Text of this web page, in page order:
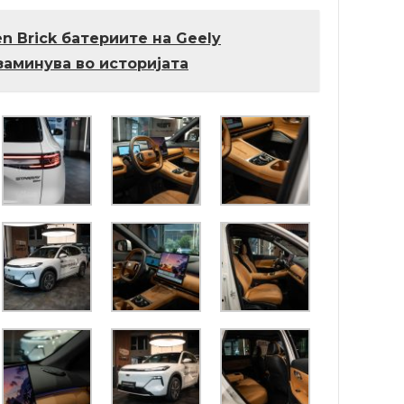
Brick батериите на Geely
во историјата